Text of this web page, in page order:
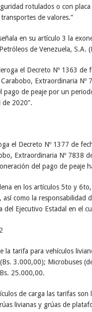
rotulados o con
de valores.”
en su artículo 3 la
de Venezuela, S.A.
el Decreto Nº 1363
Extraordinaria Nº
pago de peaje por un
de 2020”.
el Decreto Nº 1377 de
Extraordinaria Nº 7838
del pago de peaje
en los artículos 5to y
así como la responsabilidad
del Ejecutivo Estadal en el
la tarifa para vehículos
3.000,00); Microbuses
25.000,00.
de carga las tarifas
livianas y grúas de